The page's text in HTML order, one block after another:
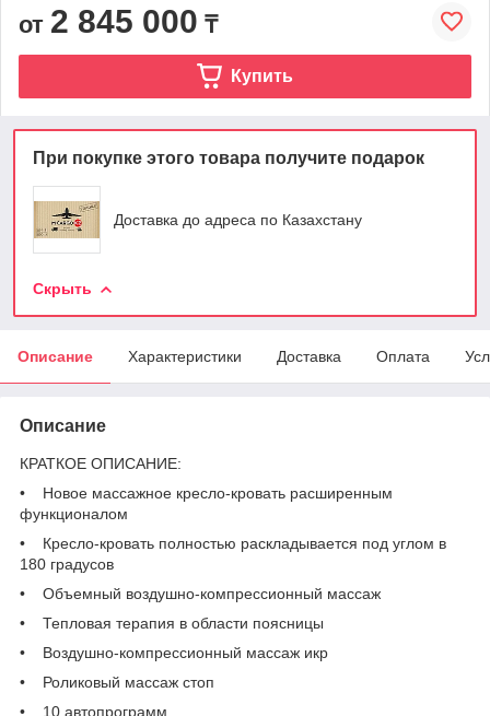
от 2 845 000 ₸
Купить
При покупке этого товара получите подарок
Доставка до адреса по Казахстану
Скрыть
Описание Характеристики Доставка Оплата
Описание
КРАТКОЕ ОПИСАНИЕ:
• Новое массажное кресло-кровать расширенным
функционалом
• Кресло-кровать полностью раскладывается под углом в
180 градусов
• Объемный воздушно-компрессионный массаж
• Тепловая терапия в области поясницы
• Воздушно-компрессионный массаж икр
• Роликовый массаж стоп
• 10 автопрограмм